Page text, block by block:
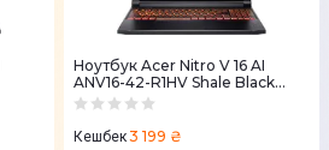
Ноутбук Acer Nitro V 16 AI
ANV16-42-R1HV Shale Black
(NH.U1JEU.008)
Кешбек3 199 ₴